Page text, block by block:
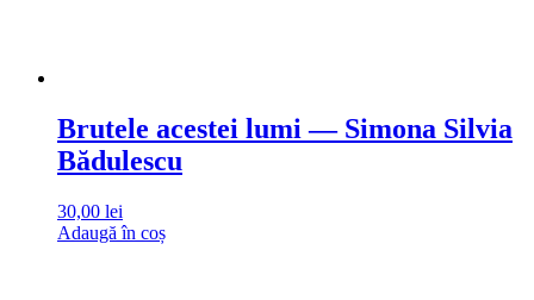
Brutele acestei lumi — Simona Silvia
Bădulescu
30,00 lei
Adaugă în coș